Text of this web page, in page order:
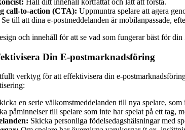
Håll ditt innehåll kortfattat och lätt att förstå.
call-to-action (CTA): Uppmuntra spelare att agera
Se till att dina e-postmeddelanden är mobilanpassade,
och innehåll för att se vad som fungerar bäst för din
Din E-postmarknadsföring
verktyg för att effektivisera din e-
en serie välkomstmeddelanden till nya spelare,
påminnelser till spelare som inte har spelat på ett tag,
Skicka personliga födelsedagshälsningar med